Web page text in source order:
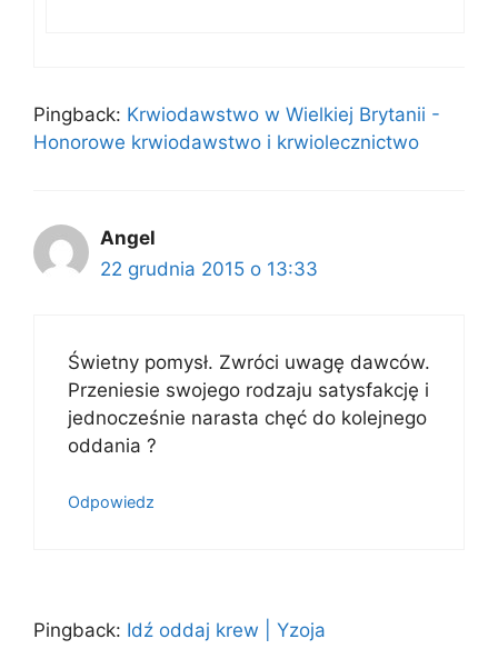
Pingback: Krwiodawstwo w Wielkiej Brytanii -
Honorowe krwiodawstwo i krwiolecznictwo
Angel
22 grudnia 2015 o 13:33
Świetny pomysł. Zwróci uwagę dawców.
Przeniesie swojego rodzaju satysfakcję i
jednocześnie narasta chęć do kolejnego
oddania ?
Odpowiedz
Pingback: Idź oddaj krew | Yzoja